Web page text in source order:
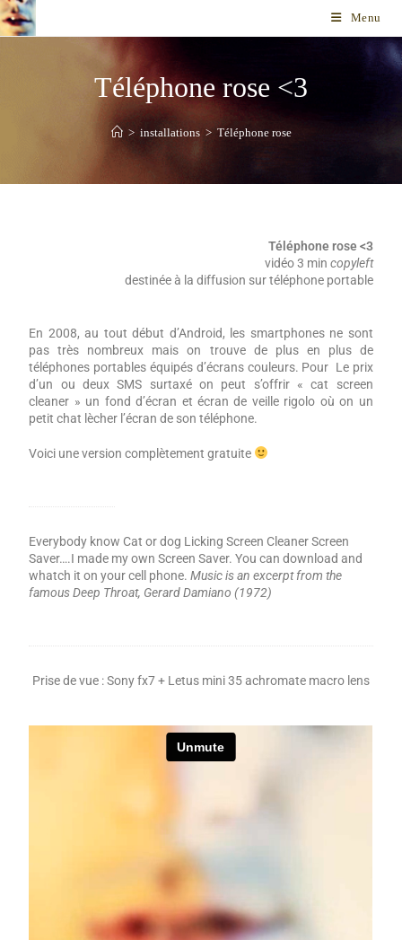
Menu
Téléphone rose <3
> installations > Téléphone rose
Téléphone rose <3
vidéo 3 min copyleft
destinée à la diffusion sur téléphone portable
En 2008, au tout début d’Android, les smartphones ne sont
pas très nombreux mais on trouve de plus en plus de
téléphones portables équipés d’écrans couleurs. Pour Le prix
d’un ou deux SMS surtaxé on peut s’offrir « cat screen
cleaner » un fond d’écran et écran de veille rigolo où on un
petit chat lècher l’écran de son téléphone.
Voici une version complètement gratuite
Everybody know Cat or dog Licking Screen Cleaner Screen
Saver….I made my own Screen Saver. You can download and
whatch it on your cell phone.Music is an excerpt from the
famous Deep Throat, Gerard Damiano (1972)
Prise de vue : Sony fx7 + Letus mini 35 achromate macro lens